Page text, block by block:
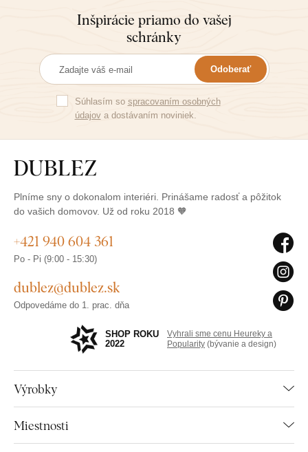
Inšpirácie priamo do vašej
schránky
Odoberať
Súhlasím so spracovaním osobných
údajova dostávaním noviniek.
Plníme sny o dokonalom interiéri. Prinášame radosť a pôžitok
do vašich domovov. Už od roku 2018 🧡
Výrobky
Miestnosti
+421 940 604 361
Po - Pi (9:00 - 15:30)
dublez@dublez.sk
Odpovedáme do 1. prac. dňa
SHOP ROKU
2022
Vyhrali sme cenu Heureky a
Popularity (bývanie a design)